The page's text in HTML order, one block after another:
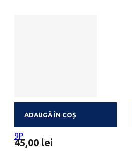
ADAUGĂ ÎN COȘ
9P
45,00 lei